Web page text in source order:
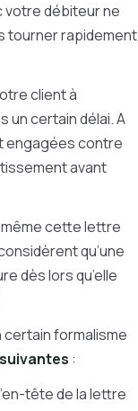
votre débiteur ne
tourner rapidement
client à
un certain délai. A
engagées contre
avant
cette lettre
qu’une
dès lors qu’elle
formalisme
:
tête de la lettre